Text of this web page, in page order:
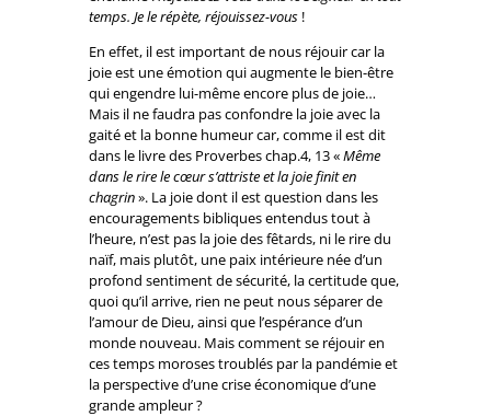
temps. Je le répète, réjouissez-vous!
En effet, il est important de nous réjouir car la
joie est une émotion qui augmente le bien-être
qui engendre lui-même encore plus de joie…
Mais il ne faudra pas confondre la joie avec la
gaité et la bonne humeur car, comme il est dit
dans le livre des Proverbes chap.4, 13 «Même
dans le rire le cœur s’attriste et la joie finit en
chagrin». La joie dont il est question dans les
encouragements bibliques entendus tout à
l’heure, n’est pas la joie des fêtards, ni le rire du
naïf, mais plutôt, une paix intérieure née d’un
profond sentiment de sécurité, la certitude que,
quoi qu’il arrive, rien ne peut nous séparer de
l’amour de Dieu, ainsi que l’espérance d’un
monde nouveau. Mais comment se réjouir en
ces temps moroses troublés par la pandémie et
la perspective d’une crise économique d’une
grande ampleur ?